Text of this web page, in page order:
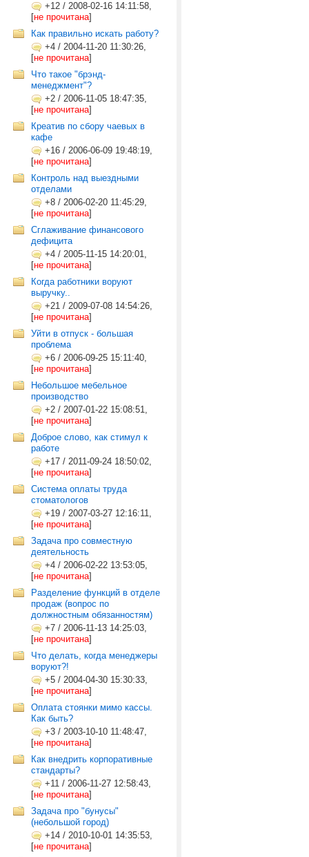
+12 / 2008-02-16 14:11:58,
[не прочитана]
Как правильно искать работу?
+4 / 2004-11-20 11:30:26,
[не прочитана]
Что такое "брэнд-
менеджмент"?
+2 / 2006-11-05 18:47:35,
[не прочитана]
Креатив по сбору чаевых в
кафе
+16 / 2006-06-09 19:48:19,
[не прочитана]
Контроль над выездными
отделами
+8 / 2006-02-20 11:45:29,
[не прочитана]
Сглаживание финансового
дефицита
+4 / 2005-11-15 14:20:01,
[не прочитана]
Когда работники воруют
выручку..
+21 / 2009-07-08 14:54:26,
[не прочитана]
Уйти в отпуск - большая
проблема
+6 / 2006-09-25 15:11:40,
[не прочитана]
Небольшое мебельное
производство
+2 / 2007-01-22 15:08:51,
[не прочитана]
Доброе слово, как стимул к
работе
+17 / 2011-09-24 18:50:02,
[не прочитана]
Система оплаты труда
стоматологов
+19 / 2007-03-27 12:16:11,
[не прочитана]
Задача про совместную
деятельность
+4 / 2006-02-22 13:53:05,
[не прочитана]
Разделение функций в отделе
продаж (вопрос по
должностным обязанностям)
+7 / 2006-11-13 14:25:03,
[не прочитана]
Что делать, когда менеджеры
воруют?!
+5 / 2004-04-30 15:30:33,
[не прочитана]
Оплата стоянки мимо кассы.
Как быть?
+3 / 2003-10-10 11:48:47,
[не прочитана]
Как внедрить корпоративные
стандарты?
+11 / 2006-11-27 12:58:43,
[не прочитана]
Задача про "бунусы"
(небольшой город)
+14 / 2010-10-01 14:35:53,
[не прочитана]